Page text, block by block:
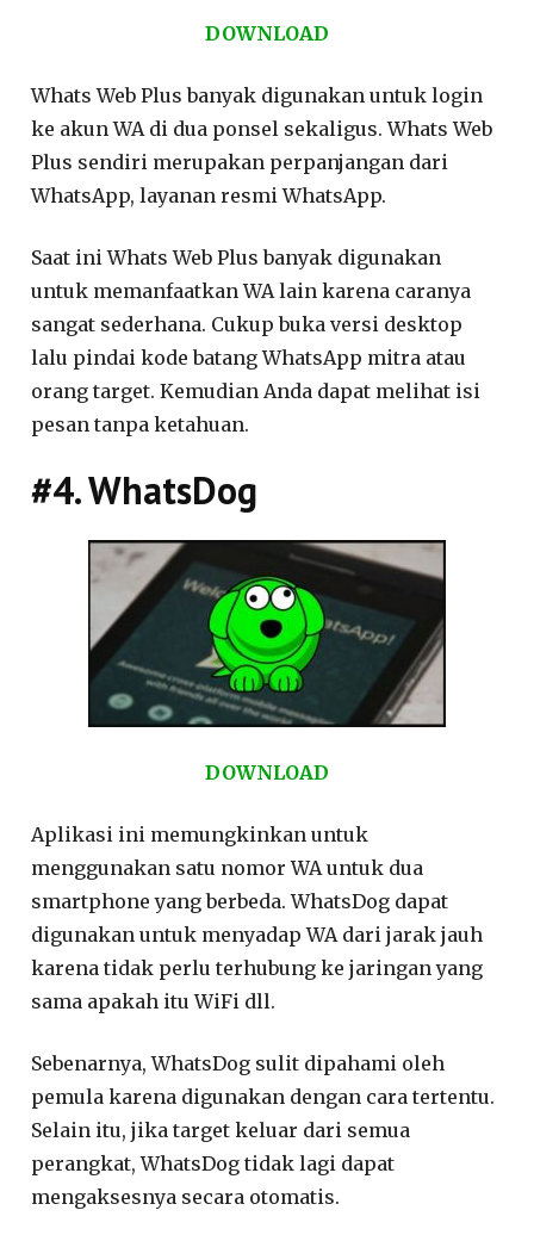
DOWNLOAD
Whats Web Plus banyak digunakan untuk login
ke akun WA di dua ponsel sekaligus. Whats Web
Plus sendiri merupakan perpanjangan dari
WhatsApp, layanan resmi WhatsApp.
Saat ini Whats Web Plus banyak digunakan
untuk memanfaatkan WA lain karena caranya
sangat sederhana. Cukup buka versi desktop
lalu pindai kode batang WhatsApp mitra atau
orang target. Kemudian Anda dapat melihat isi
pesan tanpa ketahuan.
#4. WhatsDog
DOWNLOAD
Aplikasi ini memungkinkan untuk
menggunakan satu nomor WA untuk dua
smartphone yang berbeda. WhatsDog dapat
digunakan untuk menyadap WA dari jarak jauh
karena tidak perlu terhubung ke jaringan yang
sama apakah itu WiFi dll.
Sebenarnya, WhatsDog sulit dipahami oleh
pemula karena digunakan dengan cara tertentu.
Selain itu, jika target keluar dari semua
perangkat, WhatsDog tidak lagi dapat
mengaksesnya secara otomatis.